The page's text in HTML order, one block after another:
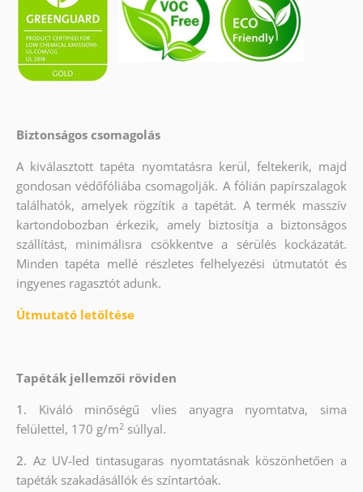
Biztonságos csomagolás
A kiválasztott tapéta nyomtatásra kerül, feltekerik, majd
gondosan védőfóliába csomagolják. A fólián papírszalagok
találhatók, amelyek rögzítik a tapétát. A termék masszív
kartondobozban érkezik, amely biztosítja a biztonságos
szállítást, minimálisra csökkentve a sérülés kockázatát.
Minden tapéta mellé részletes felhelyezési útmutatót és
ingyenes ragasztót adunk.
Útmutató letöltése
Tapéták jellemzői röviden
1. Kiváló minőségű vlies anyagra nyomtatva, sima
felülettel, 170 g/m2súllyal.
2. Az UV-led tintasugaras nyomtatásnak köszönhetően a
tapéták szakadásállók és színtartóak.